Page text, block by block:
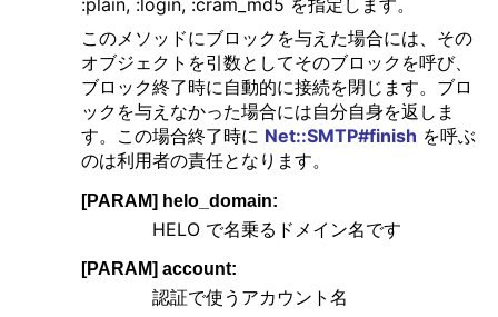
:plain, :login, :cram_md5 を指定します。
このメソッドにブロックを与えた場合には、その
オブジェクトを引数としてそのブロックを呼び、
ブロック終了時に自動的に接続を閉じます。ブロ
ックを与えなかった場合には自分自身を返しま
す。この場合終了時に Net::SMTP#finish を呼ぶ
のは利用者の責任となります。
[PARAM] helo_domain:
HELO で名乗るドメイン名です
[PARAM] account:
認証で使うアカウント名